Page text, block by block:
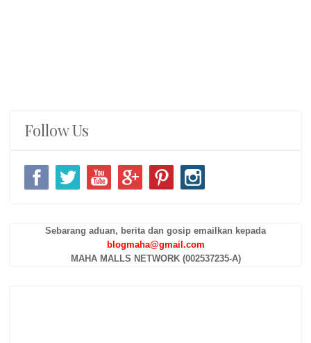
Follow Us
Sebarang aduan, berita dan gosip emailkan kepada
blogmaha@gmail.com
MAHA MALLS NETWORK (002537235-A)